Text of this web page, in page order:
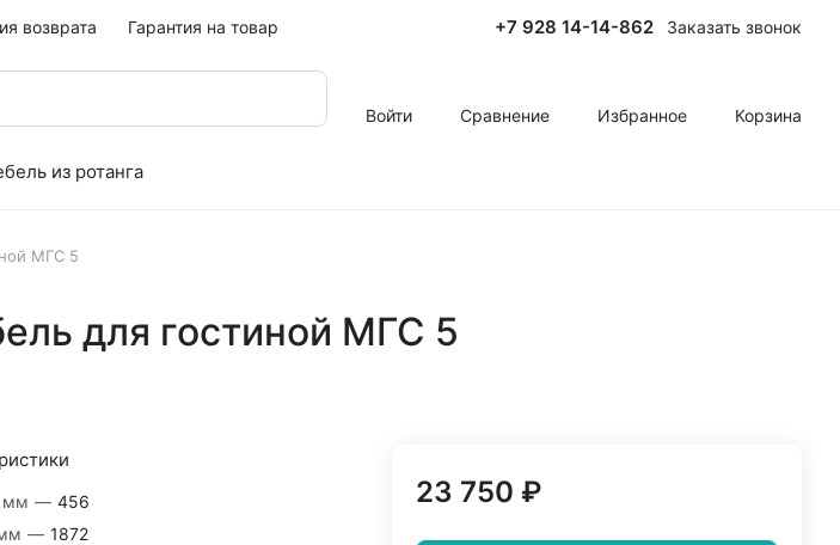
возврата Гарантия на товар +7 928 14-14-862 Заказать звонок
Войти Сравнение Избранное Корзина
из ротанга
МГС 5
для гостиной МГС 5
мм — 456
— 1872
23 750 ₽